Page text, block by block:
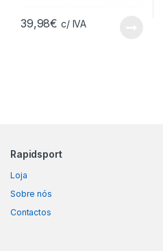
39,98€ c/ IVA
Rapidsport
Loja
Sobre nós
Contactos